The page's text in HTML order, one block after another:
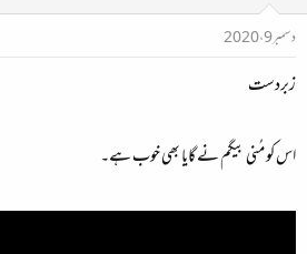
دسمبر 9، 2020
زبردست
اس کو مُنی بیگم نے گایا بھی خوب ہے۔